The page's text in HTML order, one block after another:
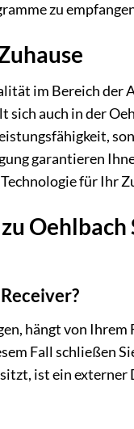
zu
im Bereich der
auch in der
garantieren
für Ihr
hängt von
Fall schließen
ist ein